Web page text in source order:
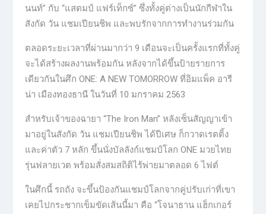
นนท์” กับ “แสตมป์ แฟร์เท็กซ์” ซึ่งทั้งคู่ต่างเป็นนักกีฬาใน
สังกัด วัน แชมเปียนชิพ และพบรักจากการทำงานร่วมกัน
ตลอดระยะเวลาที่ผ่านมากว่า 9 เดือนจะเป็นครั้งแรกที่ทั้งคู่
จะได้สร้างผลงานพร้อมกัน หลังจากได้ขึ้นป้ายรายการ
เดียวกันในศึก ONE: A NEW TOMORROW ที่อิมแพ็ค อารี
น่า เมืองทองธานี ในวันที่ 10 มกราคม 2563
สำหรับเจ้าของฉายา “The Iron Man” หลังเซ็นสัญญาเข้า
มาอยู่ในสังกัด วัน แชมเปียนชิพ ได้ปีเศษ ก็กวาดเรตติ้ง
และค่าตัว 7 หลัก ขึ้นนั่งบัลลังก์แชมป์โลก ONE มวยไทย
รุ่นฟลายเวต พร้อมสั่งสมสถิติไร้พ่ายมาตลอด 6 ไฟต์
ในศึกนี้ รถถัง จะขึ้นป้องกันแชมป์โลกจากคู่ปรับเก่าที่เขา
เคยไปกระชากเข็มขัดเส้นนี้มา คือ “โจนาธาน แฮ็กเกอร์